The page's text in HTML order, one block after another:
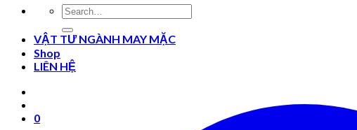
Search
for:
VẬT TƯ NGÀNH MAY MẶC
Shop
LIÊN HỆ
0